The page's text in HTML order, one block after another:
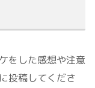
をした感想や注意
投稿してくださ